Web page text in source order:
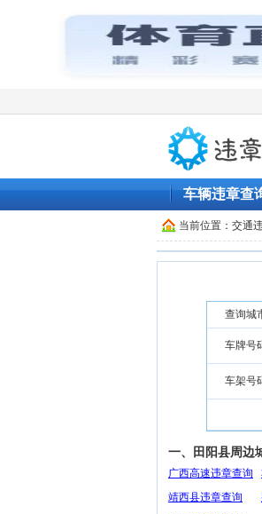
车辆违章查
当前位置： 交通
查询城
车牌号
车架号
一、田阳县周边
广西高速违章查询
靖西县违章查询